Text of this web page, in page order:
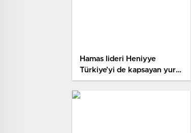
Hamas lideri Heniyye
Türkiye’yi de kapsayan yurt
dışı turuna çıkıyor